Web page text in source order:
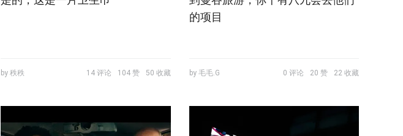
by 秩秩 14 评论 104 赞 50 收藏
的项目
by 毛毛.G 0 评论 20 赞 22 收藏